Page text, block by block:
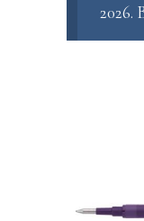
2026.